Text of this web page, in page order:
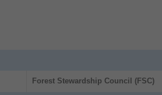
Forest Stewardship Council (FSC)